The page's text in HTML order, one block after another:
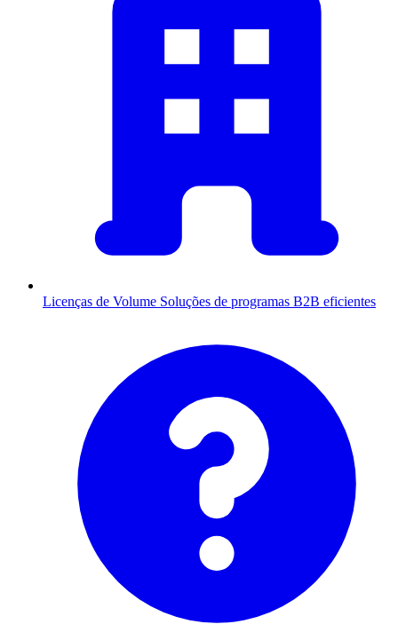
Licenças de Volume Soluções de programas B2B eficientes